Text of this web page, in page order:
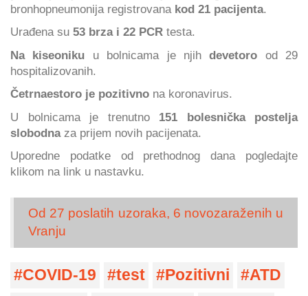
bronhopneumonija registrovana kod 21 pacijenta.
Urađena su 53 brza i 22 PCR testa.
Na kiseoniku u bolnicama je njihdevetoro od 29
hospitalizovanih.
Četrnaestoro je pozitivno na koronavirus.
U bolnicama je trenutno 151 bolesnička postelja
slobodnaza prijem novih pacijenata.
Uporedne podatke od prethodnog dana pogledajte
klikom na link u nastavku.
Od 27 poslatih uzoraka, 6 novozaraženih u
Vranju
COVID-19 test Pozitivni
ATD